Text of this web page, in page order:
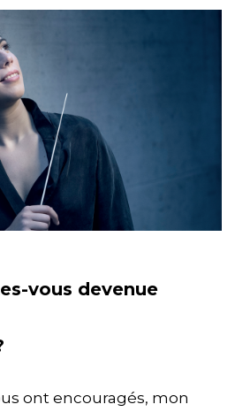
vous devenue
ont encouragés, mon